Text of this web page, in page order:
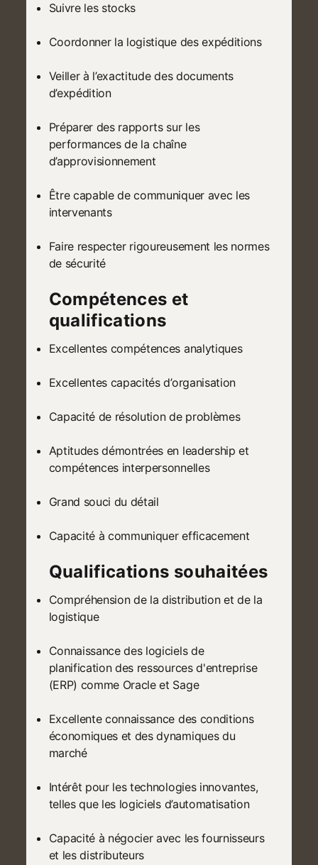
Suivre les stocks
Coordonner la logistique des expéditions
Veiller à l’exactitude des documents
d’expédition
Préparer des rapports sur les
performances de la chaîne
d’approvisionnement
Être capable de communiquer avec les
intervenants
Faire respecter rigoureusement les normes
de sécurité
Compétences et
qualifications
Excellentes compétences analytiques
Excellentes capacités d’organisation
Capacité de résolution de problèmes
Aptitudes démontrées en leadership et
compétences interpersonnelles
Grand souci du détail
Capacité à communiquer efficacement
Qualifications souhaitées
Compréhension de la distribution et de la
logistique
Connaissance des logiciels de
planification des ressources d'entreprise
(ERP) comme Oracle et Sage
Excellente connaissance des conditions
économiques et des dynamiques du
marché
Intérêt pour les technologies innovantes,
telles que les logiciels d’automatisation
Capacité à négocier avec les fournisseurs
et les distributeurs